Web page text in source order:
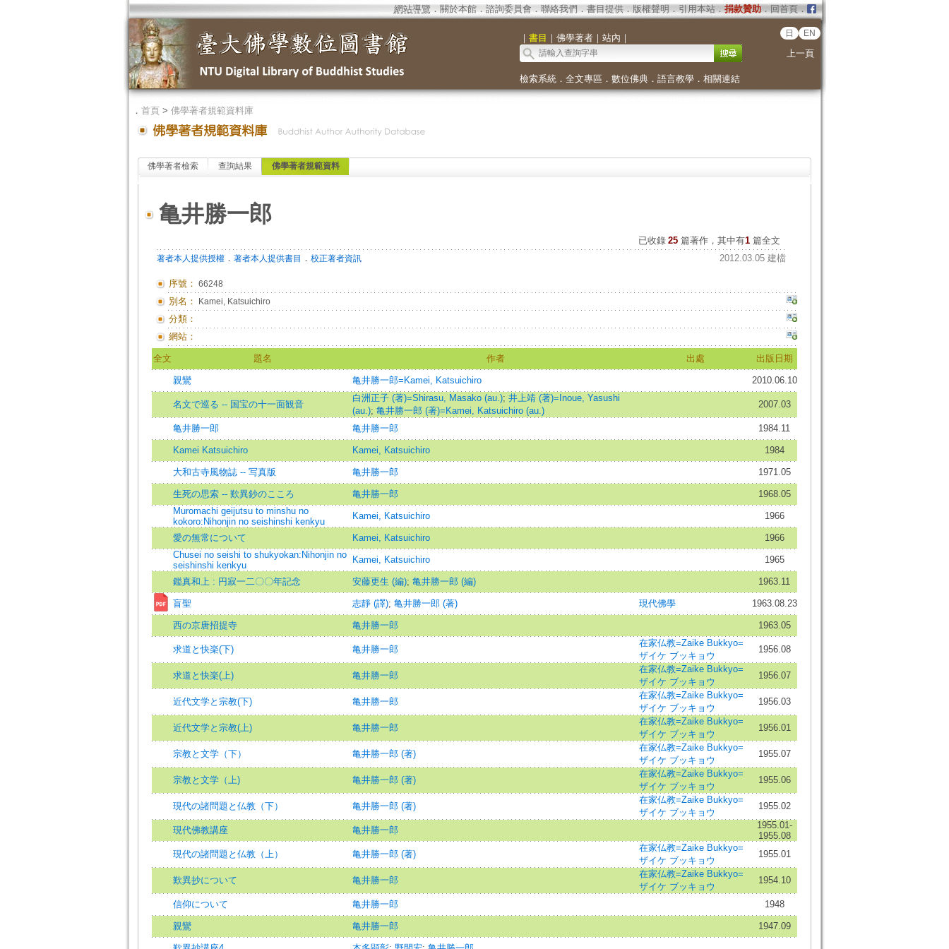
網站導覽 ． 關於本館． 諮詢委員會． 聯絡我們 ． 書目提供． 版權聲明 ． 引用本站． 捐款贊助．回首頁．
｜ 書目 ｜ 佛學著者｜ 站內 ｜ 日 EN
上一頁
檢索系統． 全文專區 ． 數位佛典． 語言教學． 相關連結
． 首頁> 佛學著者規範資料庫
佛學著者檢索 查詢結果 佛學著者規範資料
亀井勝一郎
已收錄 25 篇著作，其中有1篇全文
著者本人提供授權． 著者本人提供書目 ． 校正著者資訊 2012.03.05 建檔
序號： 66248
別名： Kamei, Katsuichiro
分類：
網站：
全文 題名 作者 出處 出版日期
親鸞 亀井勝一郎=Kamei, Katsuichiro 2010.06.10
名文で巡る -- 国宝の十一面観音
白洲正子 (著)=Shirasu, Masako (au.); 井上靖 (著)=Inoue, Yasushi
(au.); 亀井勝一郎 (著)=Kamei, Katsuichiro (au.)
2007.03
亀井勝一郎 亀井勝一郎 1984.11
Kamei Katsuichiro Kamei, Katsuichiro 1984
大和古寺風物誌 -- 写真版 亀井勝一郎 1971.05
生死の思索 -- 歎異鈔のこころ 亀井勝一郎
1968.05
Muromachi geijutsu to minshu no
kokoro:Nihonjin no seishinshi kenkyu
Kamei, Katsuichiro 1966
愛の無常について Kamei, Katsuichiro
1966
Chusei no seishi to shukyokan:Nihonjin no
seishinshi kenkyu
Kamei, Katsuichiro 1965
鑑真和上 : 円寂一二〇〇年記念 安藤更生 (編); 亀井勝一郎 (編) 1963.11
盲聖 志靜 (譯); 亀井勝一郎 (著) 現代佛學 1963.08.23
西の京唐招提寺 亀井勝一郎 1963.05
求道と快楽(下) 亀井勝一郎
在家仏教=Zaike Bukkyo=
ザイケ ブッキョウ
1956.08
求道と快楽(上) 亀井勝一郎
在家仏教=Zaike Bukkyo=
ザイケ ブッキョウ
1956.07
近代文学と宗教(下) 亀井勝一郎
在家仏教=Zaike Bukkyo=
ザイケ ブッキョウ
1956.03
近代文学と宗教(上) 亀井勝一郎
在家仏教=Zaike Bukkyo=
ザイケ ブッキョウ
1956.01
宗教と文学（下） 亀井勝一郎 (著)
在家仏教=Zaike Bukkyo=
ザイケ ブッキョウ
1955.07
宗教と文学（上) 亀井勝一郎 (著)
在家仏教=Zaike Bukkyo=
ザイケ ブッキョウ
1955.06
現代の諸問題と仏教（下） 亀井勝一郎 (著)
在家仏教=Zaike Bukkyo=
ザイケ ブッキョウ
1955.02
現代佛教講座 亀井勝一郎
1955.01-
1955.08
現代の諸問題と仏教（上）
亀井勝一郎 (著)
在家仏教=Zaike Bukkyo=
ザイケ ブッキョウ
1955.01
歎異抄について 亀井勝一郎
在家仏教=Zaike Bukkyo=
ザイケ ブッキョウ
1954.10
信仰について 亀井勝一郎 1948
親鸞 亀井勝一郎 1947.09